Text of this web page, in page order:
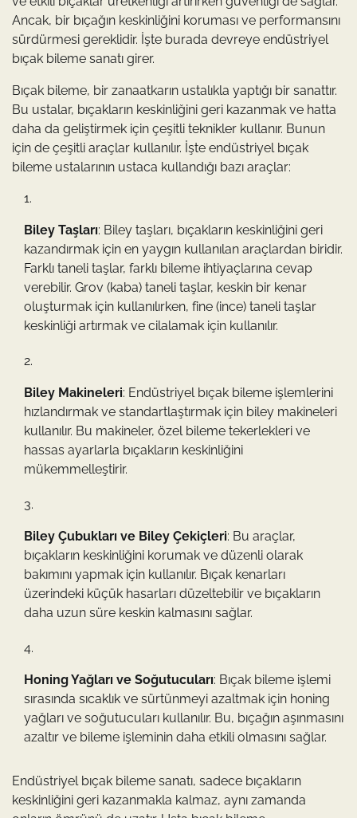
Ancak, bir bıçağın keskinliğini koruması ve performansını
sürdürmesi gereklidir. İşte burada devreye endüstriyel
bıçak bileme sanatı girer.
Bıçak bileme, bir zanaatkarın ustalıkla yaptığı bir sanattır.
Bu ustalar, bıçakların keskinliğini geri kazanmak ve hatta
daha da geliştirmek için çeşitli teknikler kullanır. Bunun
için de çeşitli araçlar kullanılır. İşte endüstriyel bıçak
bileme ustalarının ustaca kullandığı bazı araçlar:
Biley Taşları: Biley taşları, bıçakların keskinliğini geri
kazandırmak için en yaygın kullanılan araçlardan biridir.
Farklı taneli taşlar, farklı bileme ihtiyaçlarına cevap
verebilir. Grov (kaba) taneli taşlar, keskin bir kenar
oluşturmak için kullanılırken, fine (ince) taneli taşlar
keskinliği artırmak ve cilalamak için kullanılır.
Biley Makineleri: Endüstriyel bıçak bileme işlemlerini
hızlandırmak ve standartlaştırmak için biley makineleri
kullanılır. Bu makineler, özel bileme tekerlekleri ve
hassas ayarlarla bıçakların keskinliğini
mükemmelleştirir.
Biley Çubukları ve Biley Çekiçleri: Bu araçlar,
bıçakların keskinliğini korumak ve düzenli olarak
bakımını yapmak için kullanılır. Bıçak kenarları
üzerindeki küçük hasarları düzeltebilir ve bıçakların
daha uzun süre keskin kalmasını sağlar.
Honing Yağları ve Soğutucuları: Bıçak bileme işlemi
sırasında sıcaklık ve sürtünmeyi azaltmak için honing
yağları ve soğutucuları kullanılır. Bu, bıçağın aşınmasını
azaltır ve bileme işleminin daha etkili olmasını sağlar.
Endüstriyel bıçak bileme sanatı, sadece bıçakların
keskinliğini geri kazanmakla kalmaz, aynı zamanda